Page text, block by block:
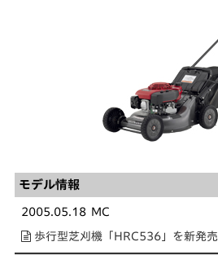
モデル情報
2005.05.18 MC
歩行型芝刈機「HRC536」を新発売